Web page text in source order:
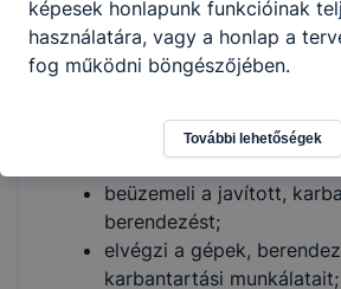
elvégzi hidraulikus és
(folyadékkal és sűrített
rendszerek elemeinek,
lánckerekek stb.)
cseréjét;
beüzemeli a javított,
berendezést;
elvégzi a gépek,
karbantartási munkálatait;
képesek honlapunk funkcióinak
használatára, vagy a honlap a
fog működni böngészőjében.
További lehetőségek